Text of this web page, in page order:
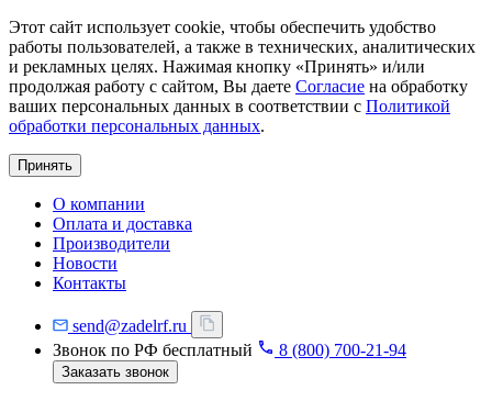
Этот сайт использует cookie, чтобы обеспечить удобство
работы пользователей, а также в технических, аналитических
и рекламных целях. Нажимая кнопку «Принять» и/или
продолжая работу с сайтом, Вы даете Согласие на обработку
ваших персональных данных в соответствии с Политикой
обработки персональных данных.
Принять
О компании
Оплата и доставка
Производители
Новости
Контакты
send@zadelrf.ru
Звонок по РФ бесплатный
8 (800) 700-21-94
Заказать звонок